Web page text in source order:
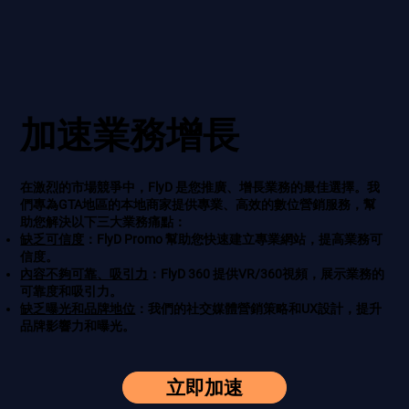
加速業務增長
在激烈的市場競爭中，FlyD 是您推廣、增長業務的最佳選擇。我
們專為GTA地區的本地商家提供專業、高效的數位營銷服務，幫
助您解決以下三大業務痛點：
缺乏可信度 ：FlyD Promo 幫助您快速建立專業網站，提高業務可
信度。
內容不夠可靠、吸引力 ：FlyD 360 提供VR/360視頻，展示業務的
可靠度和吸引力。
缺乏曝光和品牌地位 ：我們的社交媒體營銷策略和UX設計，提升
品牌影響力和曝光。
立即加速